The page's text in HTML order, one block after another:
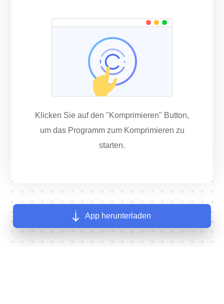
Klicken Sie auf den "Komprimieren" Button,
um das Programm zum Komprimieren zu
starten.
App herunterladen